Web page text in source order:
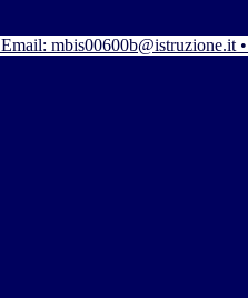
Email: mbis00600b@istruzione.it